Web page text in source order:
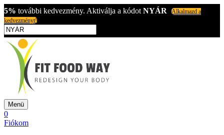
5% további kedvezmény. Aktiválja a kódot NYÁR
Alkalmazd a
kedvezményt!
Menü
0
Fiókom